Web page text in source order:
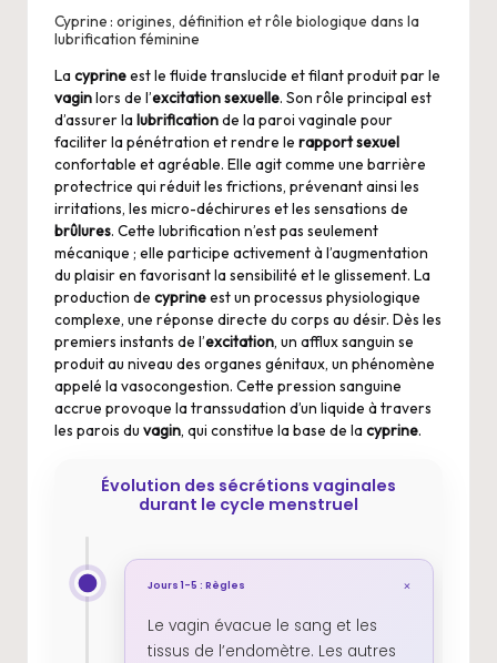
Cyprine : origines, définition et rôle biologique dans la
lubrification féminine
La cyprineest le fluide translucide et filant produit par le
vaginlors de l’excitation sexuelle. Son rôle principal est
d’assurer la lubrificationde la paroi vaginale pour
faciliter la pénétration et rendre le rapport sexuel
confortable et agréable. Elle agit comme une barrière
protectrice qui réduit les frictions, prévenant ainsi les
irritations, les micro-déchirures et les sensations de
brûlures. Cette lubrification n’est pas seulement
mécanique ; elle participe activement à l’augmentation
du plaisir en favorisant la sensibilité et le glissement. La
production de cyprineest un processus physiologique
complexe, une réponse directe du corps au désir. Dès les
premiers instants de l’excitation, un afflux sanguin se
produit au niveau des organes génitaux, un phénomène
appelé la vasocongestion. Cette pression sanguine
accrue provoque la transsudation d’un liquide à travers
les parois du vagin, qui constitue la base de la cyprine.
Évolution des sécrétions vaginales
durant le cycle menstruel
Jours 1-5 : Règles +
Le vagin évacue le sang et les
tissus de l’endomètre. Les autres